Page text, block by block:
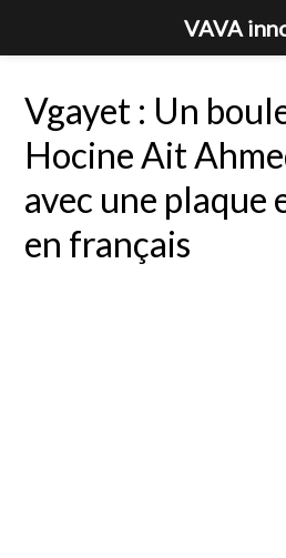
Vgayet : Un
Hocine Ait
avec une plaque
en français
VAVA